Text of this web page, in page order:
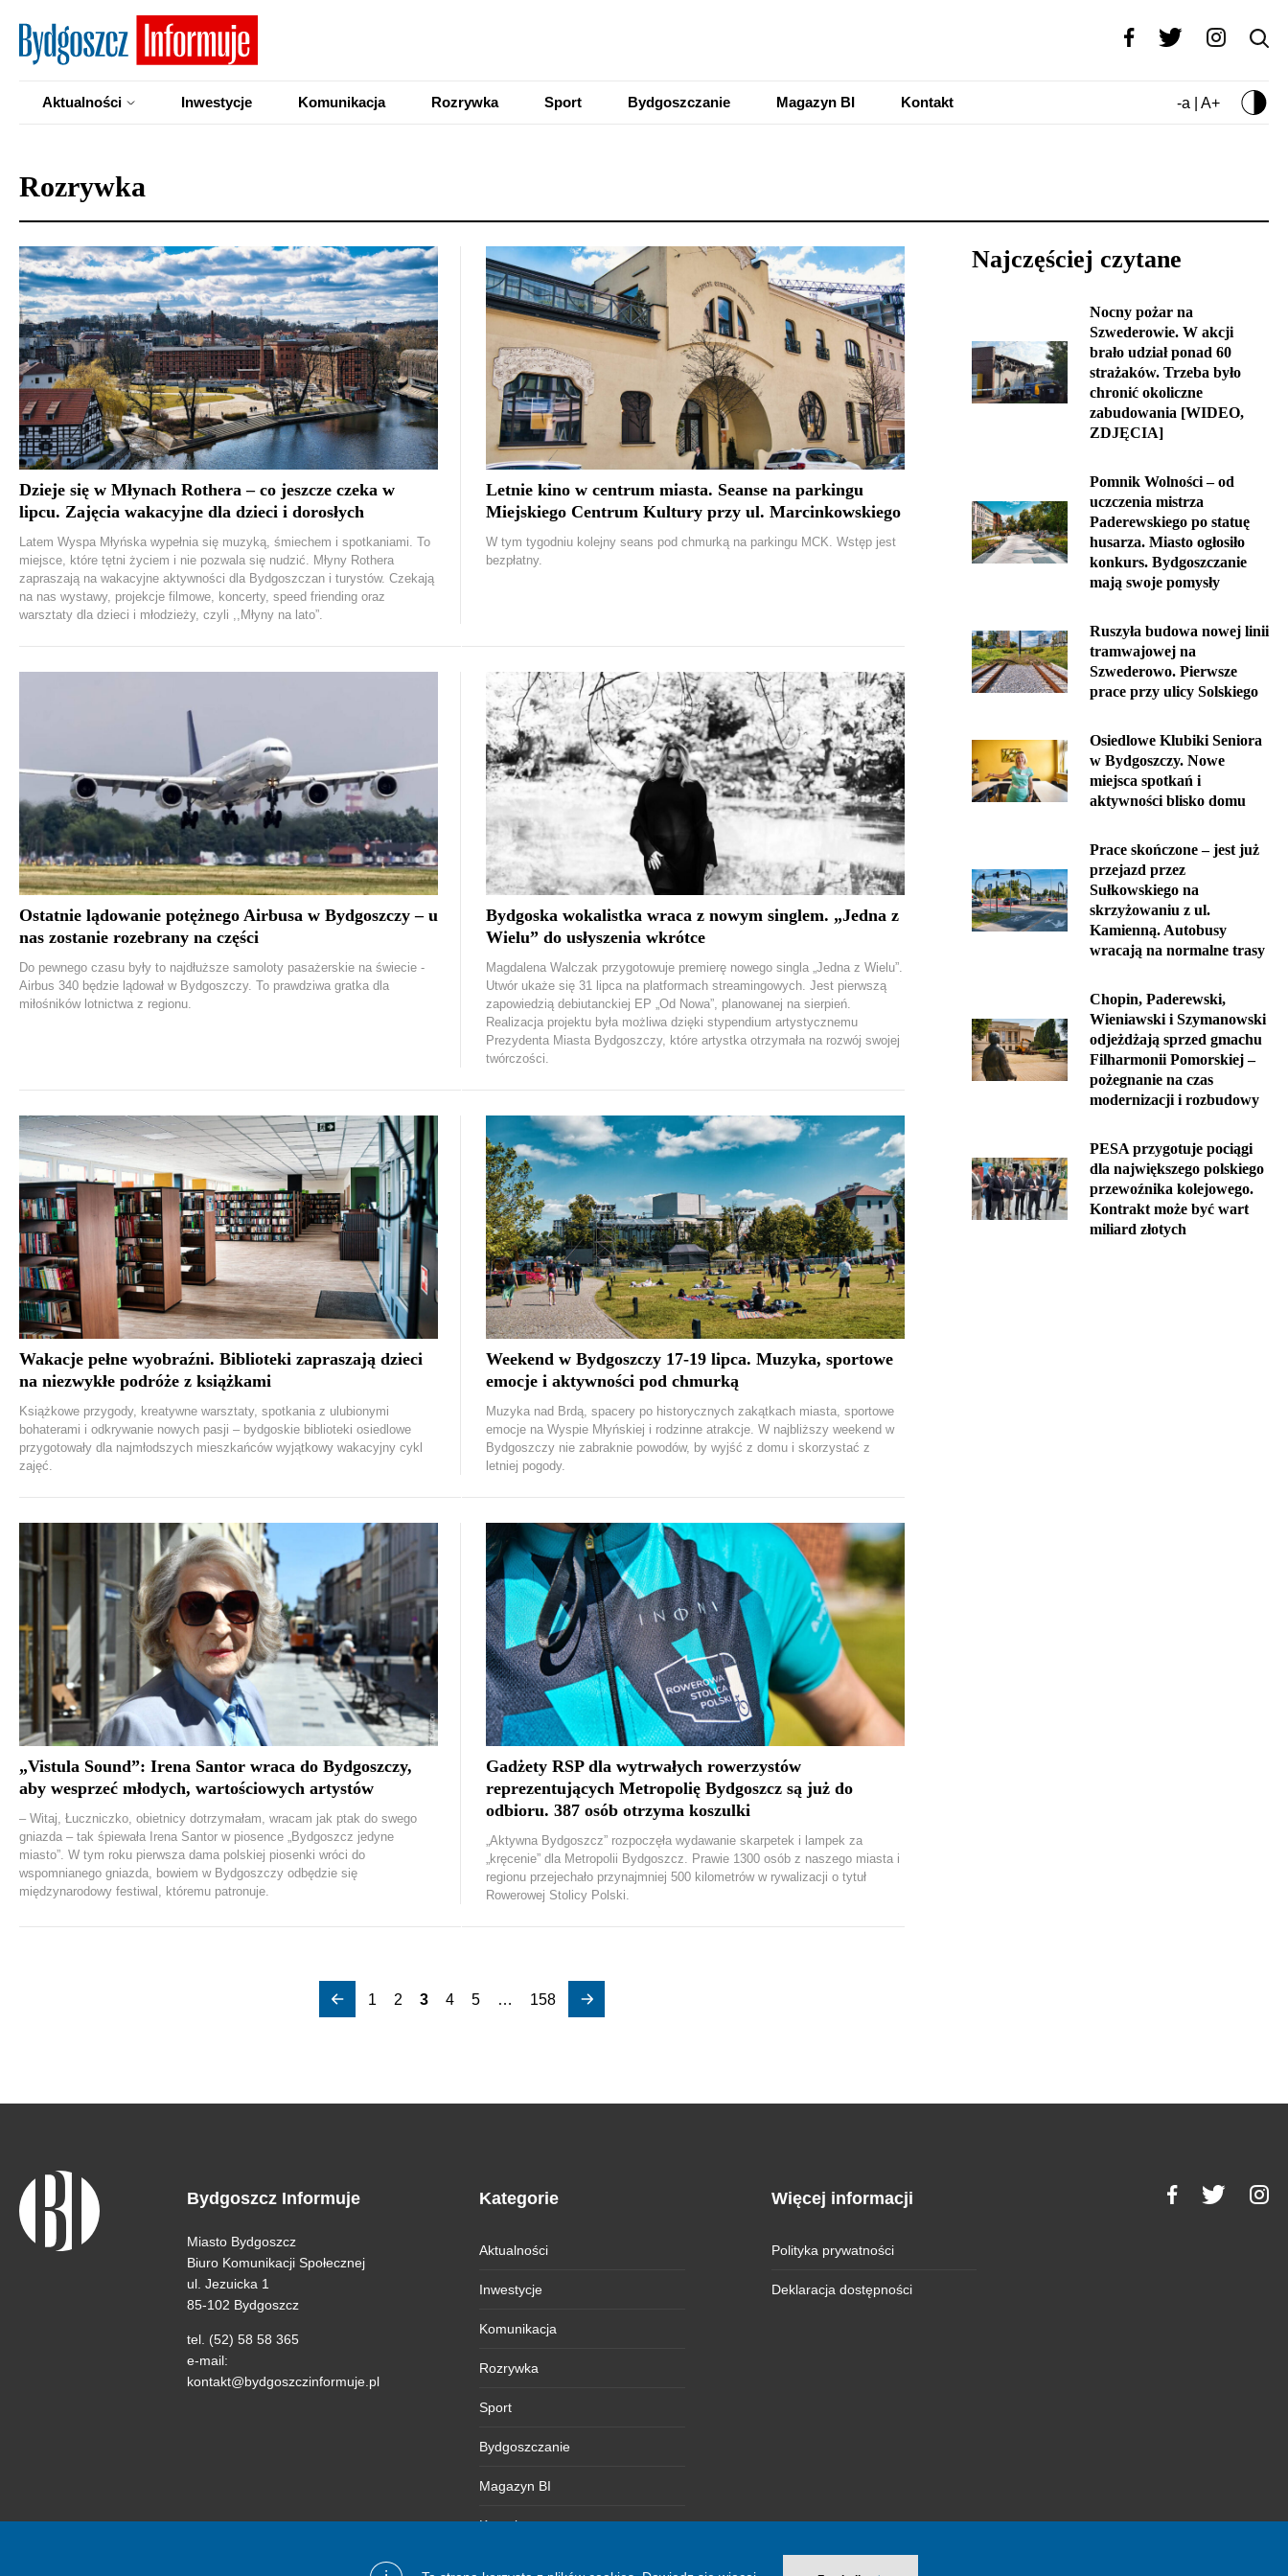
Aktualności Inwestycje Komunikacja Rozrywka Sport Bydgoszczanie Magazyn BI Kontakt -a | A+
Rozrywka
Dzieje się w Młynach Rothera – co jeszcze czeka w
lipcu. Zajęcia wakacyjne dla dzieci i dorosłych
Latem Wyspa Młyńska wypełnia się muzyką, śmiechem i spotkaniami. To
miejsce, które tętni życiem i nie pozwala się nudzić. Młyny Rothera
zapraszają na wakacyjne aktywności dla Bydgoszczan i turystów. Czekają
na nas wystawy, projekcje filmowe, koncerty, speed friending oraz
warsztaty dla dzieci i młodzieży, czyli ,,Młyny na lato”.
Letnie kino w centrum miasta. Seanse na parkingu
Miejskiego Centrum Kultury przy ul. Marcinkowskiego
W tym tygodniu kolejny seans pod chmurką na parkingu MCK. Wstęp jest
bezpłatny.
Ostatnie lądowanie potężnego Airbusa w Bydgoszczy – u
nas zostanie rozebrany na części
Do pewnego czasu były to najdłuższe samoloty pasażerskie na świecie -
Airbus 340 będzie lądował w Bydgoszczy. To prawdziwa gratka dla
miłośników lotnictwa z regionu.
Bydgoska wokalistka wraca z nowym singlem. „Jedna z
Wielu” do usłyszenia wkrótce
Magdalena Walczak przygotowuje premierę nowego singla „Jedna z Wielu”.
Utwór ukaże się 31 lipca na platformach streamingowych. Jest pierwszą
zapowiedzią debiutanckiej EP „Od Nowa”, planowanej na sierpień.
Realizacja projektu była możliwa dzięki stypendium artystycznemu
Prezydenta Miasta Bydgoszczy, które artystka otrzymała na rozwój swojej
twórczości.
Wakacje pełne wyobraźni. Biblioteki zapraszają dzieci
na niezwykłe podróże z książkami
Książkowe przygody, kreatywne warsztaty, spotkania z ulubionymi
bohaterami i odkrywanie nowych pasji – bydgoskie biblioteki osiedlowe
przygotowały dla najmłodszych mieszkańców wyjątkowy wakacyjny cykl
zajęć.
Weekend w Bydgoszczy 17-19 lipca. Muzyka, sportowe
emocje i aktywności pod chmurką
Muzyka nad Brdą, spacery po historycznych zakątkach miasta, sportowe
emocje na Wyspie Młyńskiej i rodzinne atrakcje. W najbliższy weekend w
Bydgoszczy nie zabraknie powodów, by wyjść z domu i skorzystać z
letniej pogody.
„Vistula Sound”: Irena Santor wraca do Bydgoszczy,
aby wesprzeć młodych, wartościowych artystów
– Witaj, Łuczniczko, obietnicy dotrzymałam, wracam jak ptak do swego
gniazda – tak śpiewała Irena Santor w piosence „Bydgoszcz jedyne
miasto”. W tym roku pierwsza dama polskiej piosenki wróci do
wspomnianego gniazda, bowiem w Bydgoszczy odbędzie się
międzynarodowy festiwal, któremu patronuje.
Gadżety RSP dla wytrwałych rowerzystów
reprezentujących Metropolię Bydgoszcz są już do
odbioru. 387 osób otrzyma koszulki
„Aktywna Bydgoszcz” rozpoczęła wydawanie skarpetek i lampek za
„kręcenie” dla Metropolii Bydgoszcz. Prawie 1300 osób z naszego miasta i
regionu przejechało przynajmniej 500 kilometrów w rywalizacji o tytuł
Rowerowej Stolicy Polski.
1 2 3 4 5 … 158
Najczęściej czytane
Nocny pożar na
Szwederowie. W akcji
brało udział ponad 60
strażaków. Trzeba było
chronić okoliczne
zabudowania [WIDEO,
ZDJĘCIA]
Pomnik Wolności – od
uczczenia mistrza
Paderewskiego po statuę
husarza. Miasto ogłosiło
konkurs. Bydgoszczanie
mają swoje pomysły
Ruszyła budowa nowej linii
tramwajowej na
Szwederowo. Pierwsze
prace przy ulicy Solskiego
Osiedlowe Klubiki Seniora
w Bydgoszczy. Nowe
miejsca spotkań i
aktywności blisko domu
Prace skończone – jest już
przejazd przez
Sułkowskiego na
skrzyżowaniu z ul.
Kamienną. Autobusy
wracają na normalne trasy
Chopin, Paderewski,
Wieniawski i Szymanowski
odjeżdżają sprzed gmachu
Filharmonii Pomorskiej –
pożegnanie na czas
modernizacji i rozbudowy
PESA przygotuje pociągi
dla największego polskiego
przewoźnika kolejowego.
Kontrakt może być wart
miliard złotych
Bydgoszcz Informuje
Miasto Bydgoszcz
Biuro Komunikacji Społecznej
ul. Jezuicka 1
85-102 Bydgoszcz
tel. (52) 58 58 365
e-mail:
kontakt@bydgoszczinformuje.pl
Kategorie
Aktualności
Inwestycje
Komunikacja
Rozrywka
Sport
Bydgoszczanie
Magazyn BI
Kontakt
Więcej informacji
Polityka prywatności
Deklaracja dostępności